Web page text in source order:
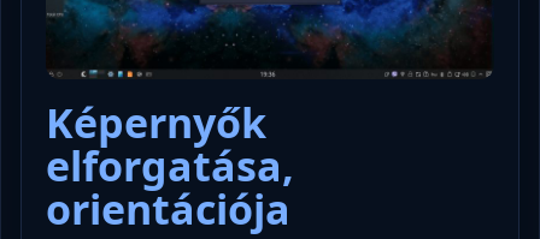
Képernyők
elforgatása,
orientációja